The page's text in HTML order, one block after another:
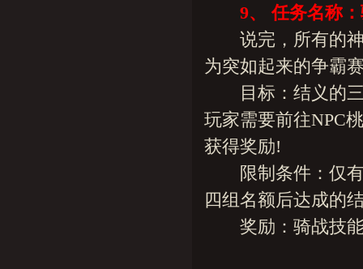
9、 任务名称
说完，所有的神
为突如起来的争霸
目标：结义的三
玩家需要前往NPC
获得奖励!
限制条件：仅有
四组名额后达成的
奖励：骑战技能